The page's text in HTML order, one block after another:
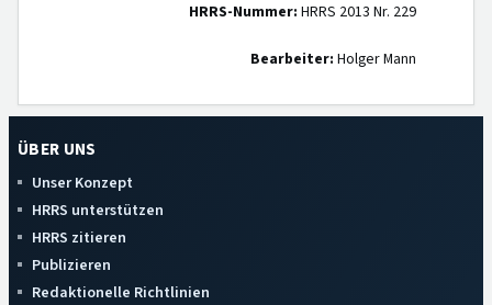
HRRS-Nummer: HRRS 2013 Nr. 229
Bearbeiter: Holger Mann
ÜBER UNS
Unser Konzept
HRRS unterstützen
HRRS zitieren
Publizieren
Redaktionelle Richtlinien